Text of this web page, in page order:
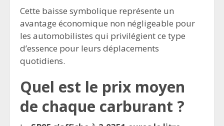
Cette baisse symbolique représente un
avantage économique non négligeable pour
les automobilistes qui privilégient ce type
d’essence pour leurs déplacements
quotidiens.
Quel est le prix moyen
de chaque carburant ?